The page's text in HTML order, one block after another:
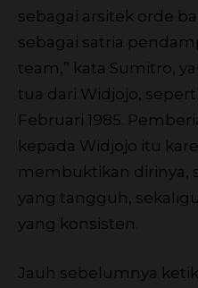
sebagai arsitek orde
sebagai satria
team,” kata Sumitro,
tua dari Widjojo,
Februari 1985.
kepada Widjojo itu
membuktikan dirinya,
yang tangguh,
yang konsisten.
Jauh sebelumnya